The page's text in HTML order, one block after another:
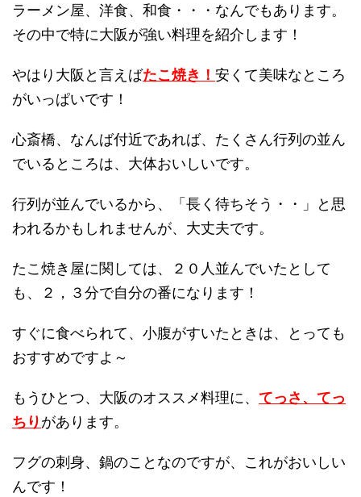
ラーメン屋、洋食、和食・・・なんでもあります。
その中で特に大阪が強い料理を紹介します！
やはり大阪と言えばたこ焼き！ 安くて美味なところ
がいっぱいです！
心斎橋、なんば付近であれば、たくさん行列の並ん
でいるところは、大体おいしいです。
行列が並んでいるから、「長く待ちそう・・」と思
われるかもしれませんが、大丈夫です。
たこ焼き屋に関しては、２０人並んでいたとして
も、２，３分で自分の番になります！
すぐに食べられて、小腹がすいたときは、とっても
おすすめですよ～
もうひとつ、大阪のオススメ料理に、 てっさ、てっ
ちりがあります。
フグの刺身、鍋のことなのですが、これがおいしい
んです！